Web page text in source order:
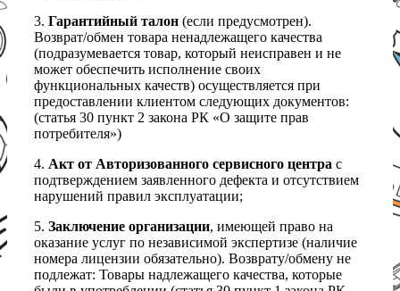
3. Гарантийный талон (если предусмотрен).
Возврат/обмен товара ненадлежащего качества
(подразумевается товар, который неисправен и не
может обеспечить исполнение своих
функциональных качеств) осуществляется при
предоставлении клиентом следующих документов:
(статья 30 пункт 2 закона РК «О защите прав
потребителя»)
4. Акт от Авторизованного сервисного центра с
подтверждением заявленного дефекта и отсутствием
нарушений правил эксплуатации;
5. Заключение организации, имеющей право на
оказание услуг по независимой экспертизе (наличие
номера лицензии обязательно). Возврату/обмену не
подлежат: Товары надлежащего качества, которые